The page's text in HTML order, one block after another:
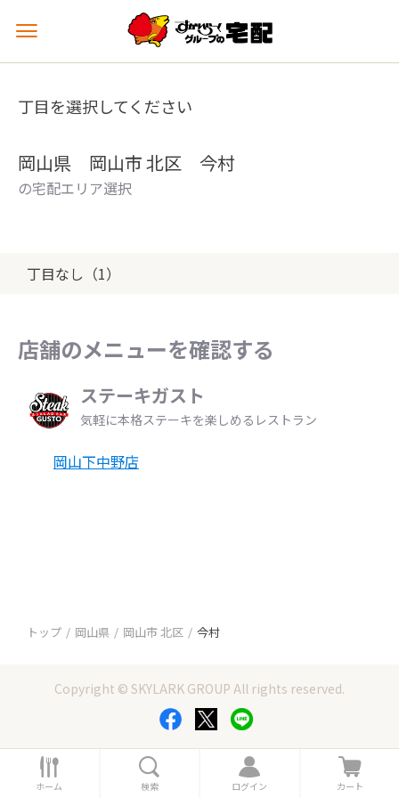
メ
ュ
を
丁目を選択してください
岡山県 岡山市 北区 今村
の宅配エリア選択
丁目なし（1）
店舗のメニューを確認する
ステーキガスト
気軽に本格ステーキを楽しめるレストラン
岡山下中野店
トップ 岡山県 岡山市 北区 今村
Copyright © SKYLARK GROUP All rights reserved.
ホ
ー
ホーム 索
検索
ロ
グ
ログイン
カ
ー
カート